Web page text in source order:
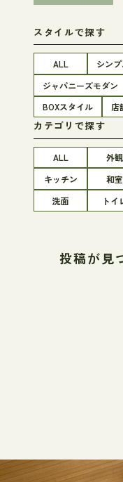
スタイルで探す
ALL シン
ジャパニーズモダン
BOXスタイル
店
カテゴリで探す
ALL 外観
キッチン
和室
洗面
トイ
投稿が見